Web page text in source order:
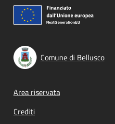
Comune di Bellusco
Footer menu
Area riservata
Crediti